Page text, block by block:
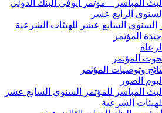
البث المباشر – مؤتمر أيوفي البنك الدولي
السنوي الرابع عشر
السنوي السابع عشر للهيئات الشرعية
أجندة المؤتمر
الرعاة
المؤتمر
وتوصيات المؤتمر
ألبوم الصور
البث المباشر للمؤتمر السنوي السابع عشر
الشرعية